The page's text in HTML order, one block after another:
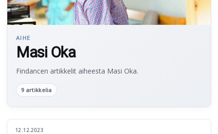
AIHE
Masi Oka
Findancen artikkelit aiheesta Masi Oka.
9 artikkelia
12.12.2023